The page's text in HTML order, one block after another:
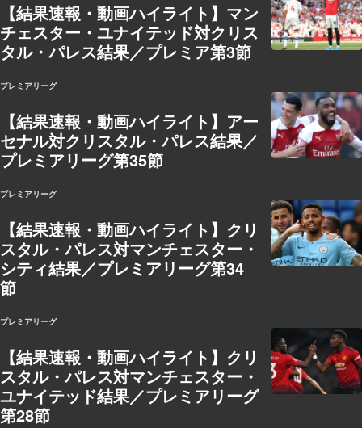
【結果速報・動画ハイライト】マン
チェスター・ユナイテッド対クリス
タル・パレス結果／プレミア第3節
プレミアリーグ
【結果速報・動画ハイライト】アー
セナル対クリスタル・パレス結果／
プレミアリーグ第35節
プレミアリーグ
【結果速報・動画ハイライト】クリ
スタル・パレス対マンチェスター・
シティ結果／プレミアリーグ第34
節
プレミアリーグ
【結果速報・動画ハイライト】クリ
スタル・パレス対マンチェスター・
ユナイテッド結果／プレミアリーグ
第28節